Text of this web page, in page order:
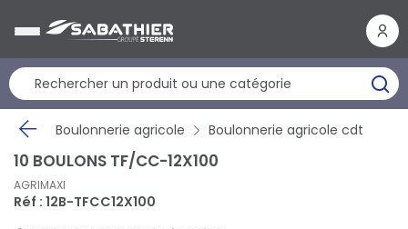
Boulonnerie agricole Boulonnerie agricole cdt
10 BOULONS TF/CC-12X100
AGRIMAXI
Réf : 12B-TFCC12X100